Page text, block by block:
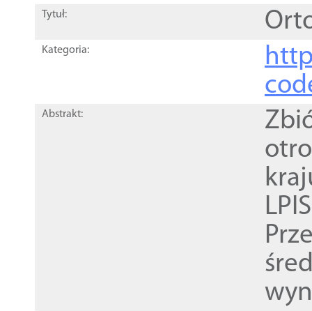
Tytuł:
Kategoria:
Abstrakt: